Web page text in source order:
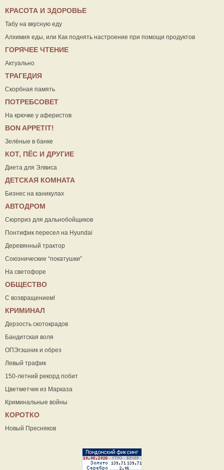
КРАСОТА И ЗДОРОВЬЕ
Табу на вкусную еду
Алхимия еды, или Как поднять настроение при помощи продуктов
ГОРЯЧЕЕ ЧТЕНИЕ
Актуально
ТРАГЕДИЯ
Скорбная память
ПОТРЕБСОВЕТ
На крючке у аферистов
ВON APPETIT!
Зелёные в банке
КОТ, ПЁС И ДРУГИЕ
Диета для Элвиса
ДЕТСКАЯ КОМНАТА
Бизнес на каникулах
АВТОДРОМ
Сюрприз для дальнобойщиков
Понтифик пересел на Hyundai
Деревянный трактор
Союзнические “покатушки”
На светофоре
ОБЩЕСТВО
С возвращением!
КРИМИНАЛ
Дерзость скотокрадов
Бандитская воля
ОПЭгэшник и обрез
Левый трафик
150-летний рекорд побит
Цветметчик из Марказа
Криминальные войны
КОРОТКО
Новый Пресняков